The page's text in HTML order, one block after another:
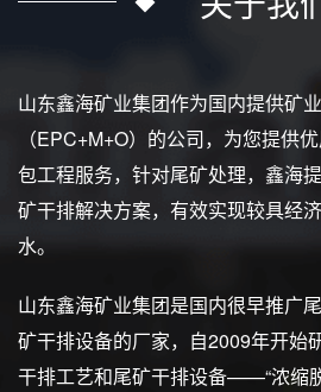
山东鑫海矿业集团作为国内提供矿
（EPC+M+O）的公司，为您提供
包工程服务，针对尾矿处理，鑫海
矿干排解决方案，有效实现较具经
水。
山东鑫海矿业集团是国内很早推广
矿干排设备的厂家，自2009年开始
干排工艺和尾矿干排设备——“浓缩